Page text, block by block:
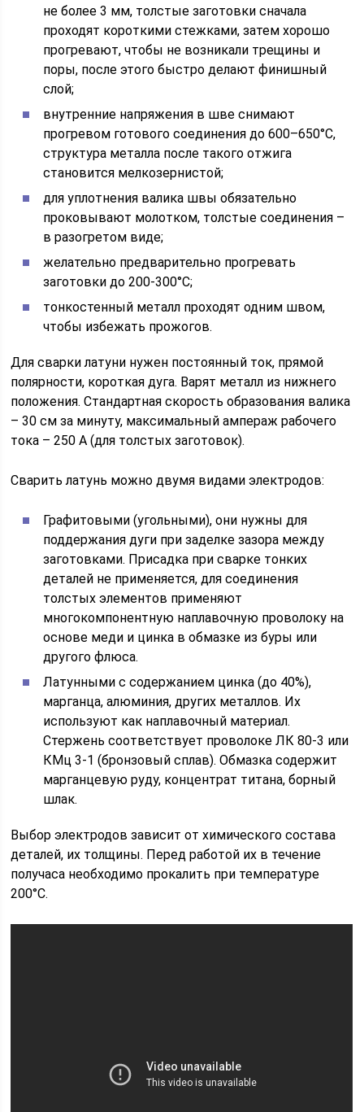
не более 3 мм, толстые заготовки сначала
проходят короткими стежками, затем хорошо
прогревают, чтобы не возникали трещины и
поры, после этого быстро делают финишный
слой;
внутренние напряжения в шве снимают
прогревом готового соединения до 600–650°С,
структура металла после такого отжига
становится мелкозернистой;
для уплотнения валика швы обязательно
проковывают молотком, толстые соединения –
в разогретом виде;
желательно предварительно прогревать
заготовки до 200-300°С;
тонкостенный металл проходят одним швом,
чтобы избежать прожогов.
Для сварки латуни нужен постоянный ток, прямой
полярности, короткая дуга. Варят металл из нижнего
положения. Стандартная скорость образования валика
– 30 см за минуту, максимальный ампераж рабочего
тока – 250 А (для толстых заготовок).
Сварить латунь можно двумя видами электродов:
Графитовыми (угольными), они нужны для
поддержания дуги при заделке зазора между
заготовками. Присадка при сварке тонких
деталей не применяется, для соединения
толстых элементов применяют
многокомпонентную наплавочную проволоку на
основе меди и цинка в обмазке из буры или
другого флюса.
Латунными с содержанием цинка (до 40%),
марганца, алюминия, других металлов. Их
используют как наплавочный материал.
Стержень соответствует проволоке ЛК 80-3 или
КМц 3-1 (бронзовый сплав). Обмазка содержит
марганцевую руду, концентрат титана, борный
шлак.
Выбор электродов зависит от химического состава
деталей, их толщины. Перед работой их в течение
получаса необходимо прокалить при температуре
200°С.